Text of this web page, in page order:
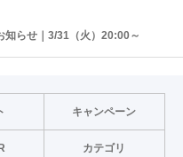
知らせ｜3/31（火）20:00～
キャンペーン
カテゴリ